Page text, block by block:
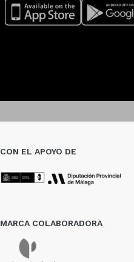
CON EL APOYO DE
MARCA COLABORADORA